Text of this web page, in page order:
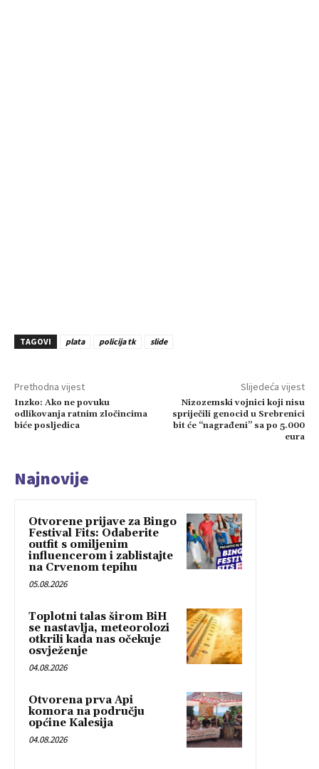
TAGOVI plata policija tk slide
Prethodna vijest
Inzko: Ako ne povuku
odlikovanja ratnim zločincima
biće posljedica
Slijedeća vijest
Nizozemski vojnici koji nisu
spriječili genocid u Srebrenici
bit će “nagrađeni” sa po 5.000
eura
Najnovije
Otvorene prijave za Bingo
Festival Fits: Odaberite
outfit s omiljenim
influencerom i zablistajte
na Crvenom tepihu
05.08.2026
Toplotni talas širom BiH
se nastavlja, meteorolozi
otkrili kada nas očekuje
osvježenje
04.08.2026
Otvorena prva Api
komora na području
općine Kalesija
04.08.2026